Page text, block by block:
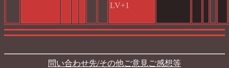
LV+1
問い合わせ先/その他ご意見ご感想等